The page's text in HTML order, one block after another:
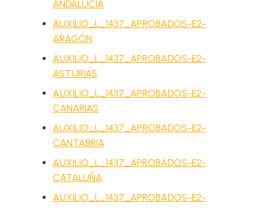
ANDALUCÍA
AUXILIO_L_1437_APROBADOS-E2-
ARAGÓN
AUXILIO_L_1437_APROBADOS-E2-
ASTURIAS
AUXILIO_L_1437_APROBADOS-E2-
CANARIAS
AUXILIO_L_1437_APROBADOS-E2-
CANTABRIA
AUXILIO_L_1437_APROBADOS-E2-
CATALUÑA
AUXILIO_L_1437_APROBADOS-E2-